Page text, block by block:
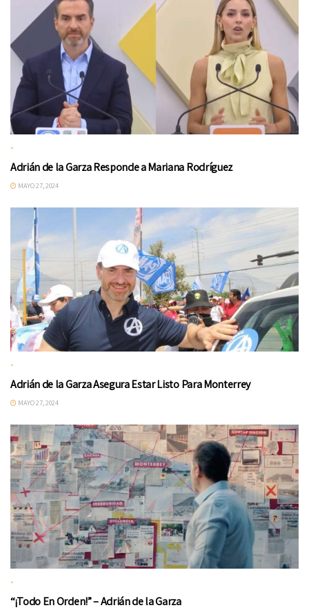
*
Adrián de la Garza Responde a Mariana Rodríguez
MAYO 27, 2024
*
Adrián de la Garza Asegura Estar Listo Para Monterrey
MAYO 27, 2024
*
“¡Todo En Orden!” – Adrián de la Garza